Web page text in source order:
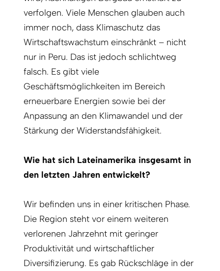
verfolgen. Viele Menschen glauben auch
immer noch, dass Klimaschutz das
Wirtschaftswachstum einschränkt – nicht
nur in Peru. Das ist jedoch schlichtweg
falsch. Es gibt viele
Geschäftsmöglichkeiten im Bereich
erneuerbare Energien sowie bei der
Anpassung an den Klimawandel und der
Stärkung der Widerstandsfähigkeit.
Wie hat sich Lateinamerika insgesamt in
den letzten Jahren entwickelt?
Wir befinden uns in einer kritischen Phase.
Die Region steht vor einem weiteren
verlorenen Jahrzehnt mit geringer
Produktivität und wirtschaftlicher
Diversifizierung. Es gab Rückschläge in der